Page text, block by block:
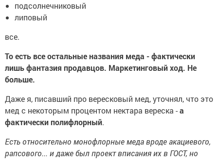
подсолнечниковый
липовый
все.
То есть все остальные названия меда - фактически
лишь фантазия продавцов. Маркетинговый ход. Не
больше.
Даже я, писавший про вересковый мед, уточнял, что это
мед с некоторым процентом нектара вереска -а
фактически полифлорный.
Есть относительно монофлорные меда вроде акациевого,
рапсового... и даже был проект вписания их в ГОСТ, но